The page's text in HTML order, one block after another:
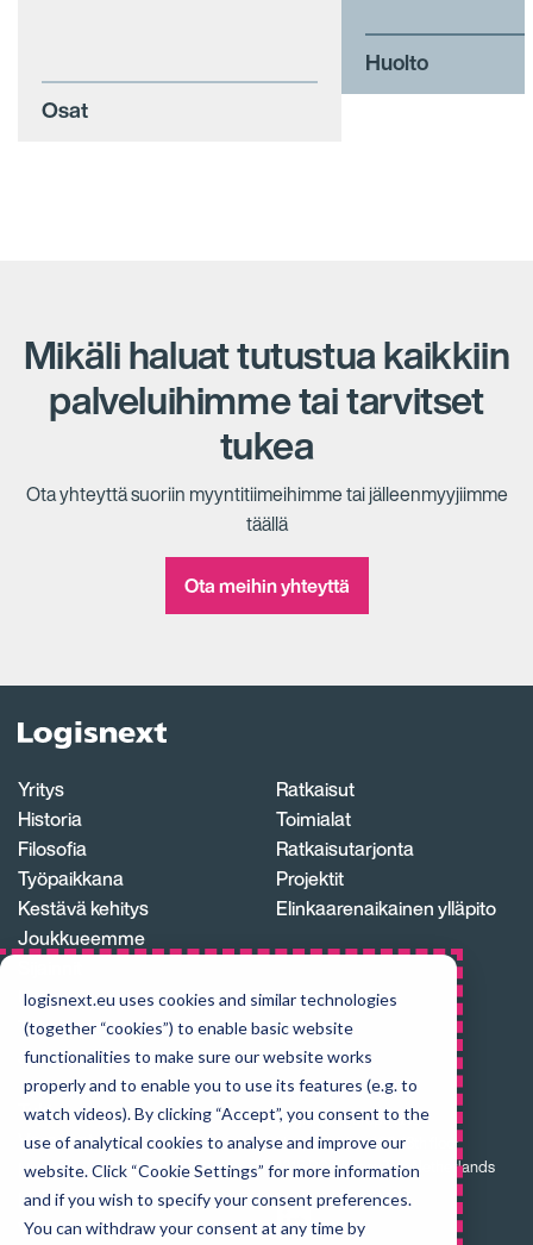
logisnext.eu uses cookies and similar technologies
(together “cookies”) to enable basic website
functionalities to make sure our website works
properly and to enable you to use its features (e.g. to
watch videos). By clicking “Accept”, you consent to the
use of analytical cookies to analyse and improve our
website. Click “Cookie Settings” for more information
and if you wish to specify your consent preferences.
You can withdraw your consent at any time by
Osat
Huolto
Mikäli haluat tutustua kaikkiin
palveluihimme tai tarvitset
tukea
Ota yhteyttä suoriin myyntitiimeihimme tai jälleenmyyjiimme
täällä
Ota meihin yhteyttä
Logisnext
Homepage
Yritys
Historia
Filosofia
Työpaikkana
Kestävä kehitys
Joukkueemme
Ura
Toimitusketju
Jälleenmyyjäverkosto
Ratkaisut
Toimialat
Ratkaisutarjonta
Projektit
Elinkaarenaikainen ylläpito
Tuki
Varaosat
Huolto
Koulutus
Vuokraus & Vaihtotrukit
Logisnext Europe B.V.,
Hospitaaldreef 29, 13th floor
1315 RC Almere, The Netherlands
Visit
on